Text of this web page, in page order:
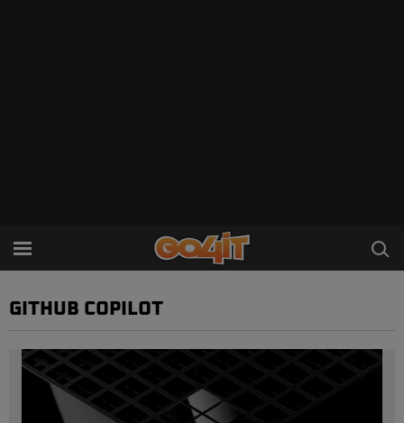
GITHUB COPILOT